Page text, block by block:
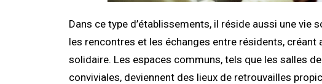
Dans ce type d’établissements, il réside aussi une vie
les rencontres et les échanges entre résidents,
solidaire. Les espaces communs, tels que les salles
conviviales, deviennent des lieux de retrouvailles